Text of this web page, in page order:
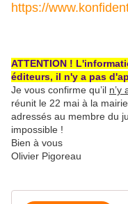
https://
ATTENTION !
éditeurs, il n'y a pas
Je vous confirme qu’il n’y
réunit le 22 mai à la
adressés au membre du
impossible !
Bien à vous
Olivier Pigoreau